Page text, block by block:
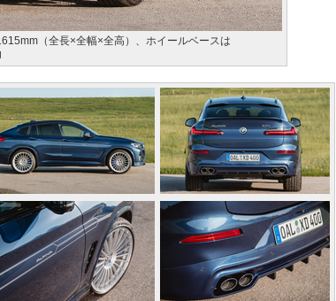
（全長×全幅×全高）、ホイールベースは